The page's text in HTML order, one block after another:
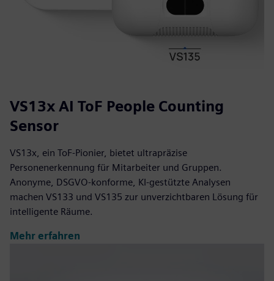
VS13x AI ToF People Counting
Sensor
VS13x, ein ToF-Pionier, bietet ultrapräzise
Personenerkennung für Mitarbeiter und Gruppen.
Anonyme, DSGVO-konforme, KI-gestützte Analysen
machen VS133 und VS135 zur unverzichtbaren Lösung für
intelligente Räume.
Mehr erfahren